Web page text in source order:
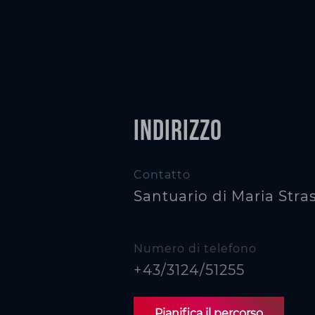
Indirizzo
Contatto
Santuario di Maria
Numero di telefono
+43/3124/51255